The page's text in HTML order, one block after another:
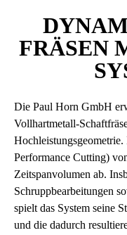
FRÄSEN
Die Paul Horn GmbH
Vollhartmetall-
Performance Cutting)
Zeitspanvolumen ab.
Schruppbearbeitungen
spielt das System seine
und die dadurch